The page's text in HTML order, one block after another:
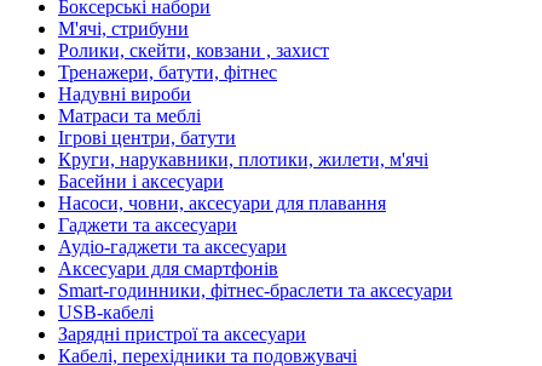
Боксерські набори
М'ячі, стрибуни
Ролики, скейти, ковзани , захист
Тренажери, батути, фітнес
Надувні вироби
Матраси та меблі
Ігрові центри, батути
Круги, нарукавники, плотики, жилети, м'ячі
Басейни і аксесуари
Насоси, човни, аксесуари для плавання
Гаджети та аксесуари
Аудіо-гаджети та аксесуари
Аксесуари для смартфонів
Smart-годинники, фітнес-браслети та аксесуари
USB-кабелі
Зарядні пристрої та аксесуари
Кабелі, перехідники та подовжувачі